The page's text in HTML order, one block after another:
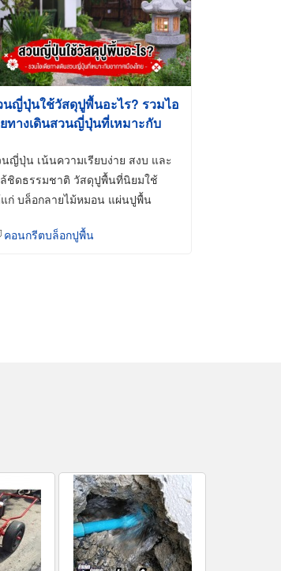
นญี่ปุ่นใช้วัสดุปูพื้นอะไร? รวมไอ
ยทางเดินสวนญี่ปุ่นที่เหมาะกับ
ญี่ปุ่น เน้นความเรียบง่าย สงบ และ
ชิดธรรมชาติ วัสดุปูพื้นที่นิยมใช้
ก่ บล็อกลายไม้หมอน แผ่นปูพื้น
คอนกรีตบล็อกปูพื้น